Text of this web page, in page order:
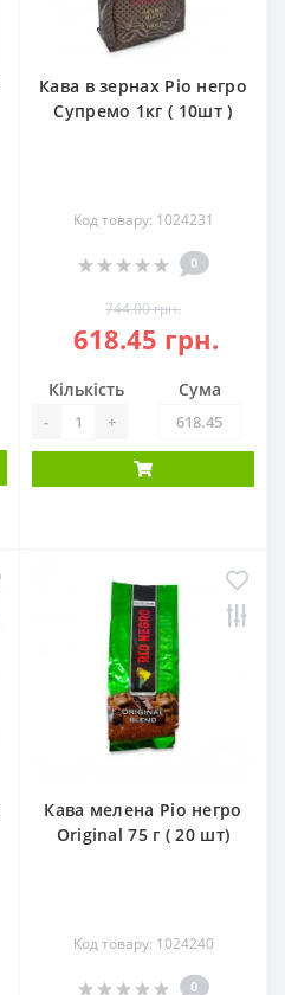
Кава в зернах Ріо негро
Супремо 1кг ( 10шт )
Код товару: 1024231
0
744.00 грн.
618.45 грн.
Кількість
- +
Сума
Кава мелена Ріо негро
Original 75 г ( 20 шт)
Код товару: 1024240
0